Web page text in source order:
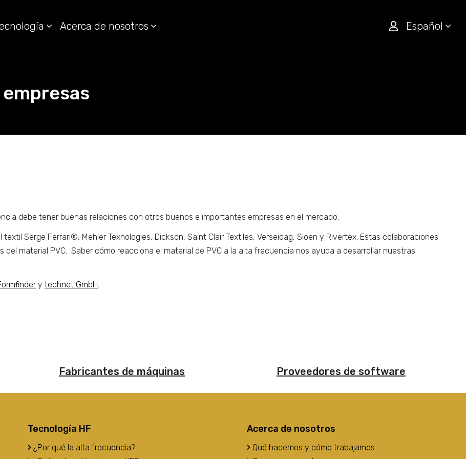
Acerca de nosotros Español
debe tener buenas relaciones con otros buenos e importantes empresas en el mercado.
Serge Ferrari®, Mehler Texnologies, Dickson, Saint Clair Textiles, Verseidag, Sioen y Rivertex. Estas colaboraciones
material PVC. Saber cómo reacciona el material de PVC a la alta frecuencia nos ayuda a desarrollar nuestras
y technet GmbH.
Fabricantes de máquinas Proveedores de software
Tecnología HF
¿Por qué la alta frecuencia?
Acerca de nosotros
Qué hacemos y cómo trabajamos